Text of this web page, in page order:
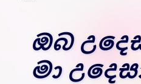
ඔබ
මා